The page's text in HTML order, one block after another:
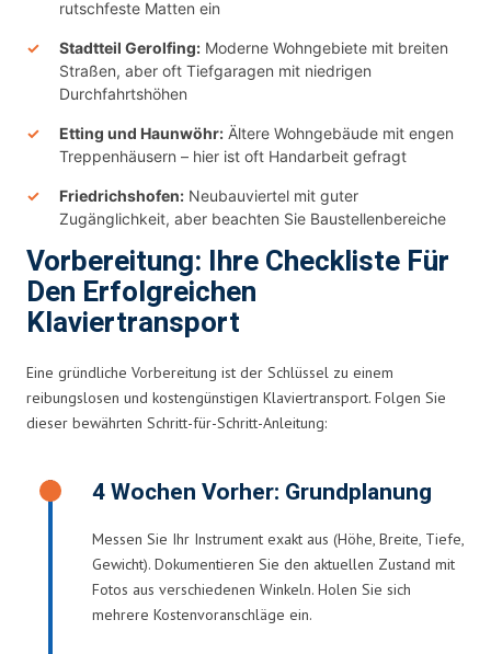
rutschfeste Matten ein
Stadtteil Gerolfing: Moderne Wohngebiete mit breiten
Straßen, aber oft Tiefgaragen mit niedrigen
Durchfahrtshöhen
Etting und Haunwöhr: Ältere Wohngebäude mit engen
Treppenhäusern – hier ist oft Handarbeit gefragt
Friedrichshofen: Neubauviertel mit guter
Zugänglichkeit, aber beachten Sie Baustellenbereiche
Vorbereitung: Ihre Checkliste Für
Den Erfolgreichen
Klaviertransport
Eine gründliche Vorbereitung ist der Schlüssel zu einem
reibungslosen und kostengünstigen Klaviertransport. Folgen Sie
dieser bewährten Schritt-für-Schritt-Anleitung:
4 Wochen Vorher: Grundplanung
Messen Sie Ihr Instrument exakt aus (Höhe, Breite, Tiefe,
Gewicht). Dokumentieren Sie den aktuellen Zustand mit
Fotos aus verschiedenen Winkeln. Holen Sie sich
mehrere Kostenvoranschläge ein.